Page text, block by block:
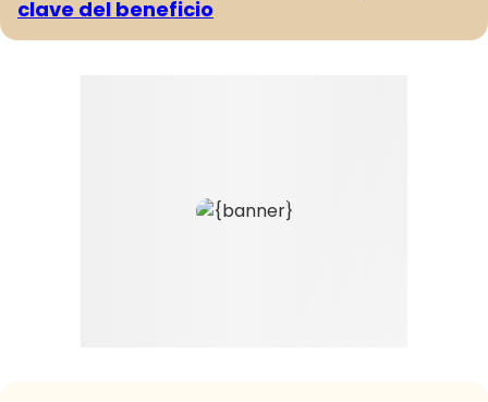
clave del beneficio